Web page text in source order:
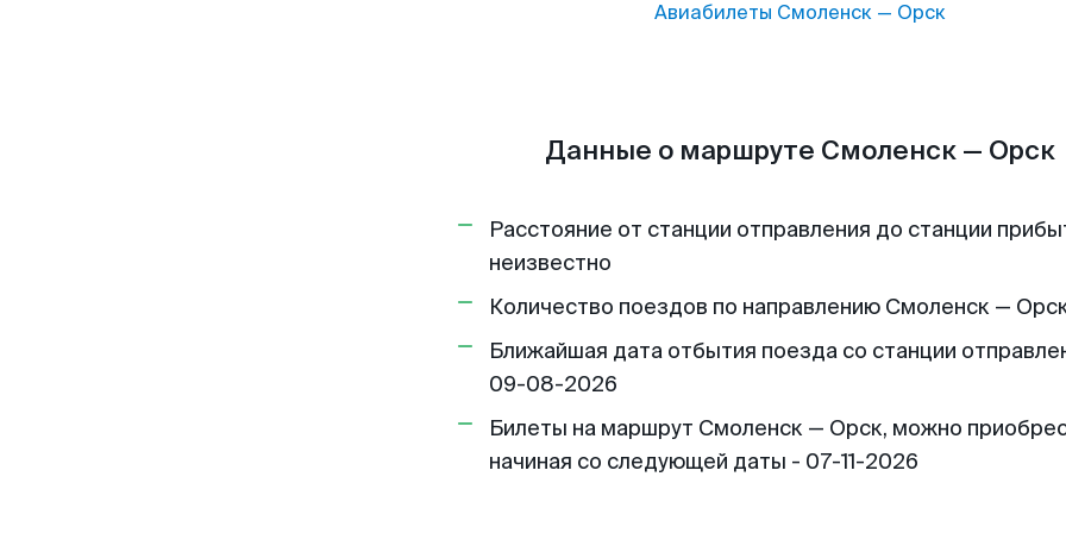
Авиабилеты Смоленск— Орск
Данные о маршруте Смоленск — Орск
Расстояние от станции отправления до станции
неизвестно
Количество поездов по направлению Смоленск —
Ближайшая дата отбытия поезда со станции
09-08-2026
Билеты на маршрут Смоленск — Орск, можно
начиная со следующей даты - 07-11-2026